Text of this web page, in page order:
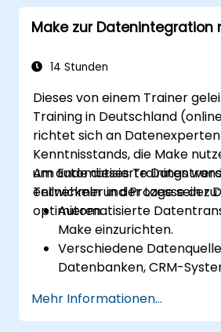
Berichterstattung durch
zu verbessern.
Make zur Datenintegration
14 Stunden
Dieses von einem Trainer
Training in Deutschland
richtet sich an
Kenntnisstands, die Make
um automatisierte
entwickeln und Prozesse der
optimieren.
Am Ende dieses Trainings
Teilnehmer in der Lage sein zu:
Automatisierte
Make einzurichten.
Verschiedene
Datenbanken, CRM-
Echtzeit-Synchronisation
Transformation von
Mehr Informationen...